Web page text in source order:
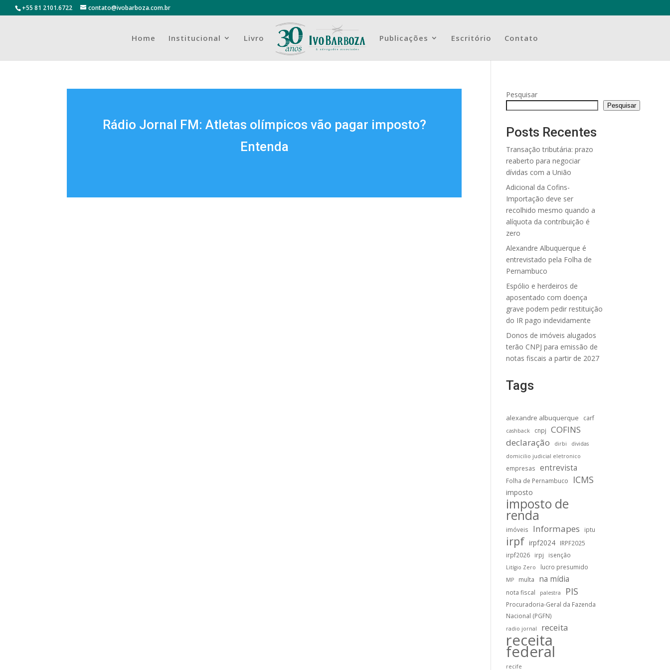
+55 81 2101.6722 contato@ivobarboza.com.br
Home Institucional Livro Publicações Escritório Contato
Rádio Jornal FM: Atletas olímpicos vão pagar imposto?
Entenda
Pesquisar
Pesquisar
Posts Recentes
Transação tributária: prazo
reaberto para negociar
dívidas com a União
Adicional da Cofins-
Importação deve ser
recolhido mesmo quando a
alíquota da contribuição é
zero
Alexandre Albuquerque é
entrevistado pela Folha de
Pernambuco
Espólio e herdeiros de
aposentado com doença
grave podem pedir restituição
do IR pago indevidamente
Donos de imóveis alugados
terão CNPJ para emissão de
notas fiscais a partir de 2027
Tags
alexandre albuquerque carf
cashback cnpj
COFINS
declaração
dirbi
dividas
domicilio judicial eletronico
empresas entrevista
Folha de Pernambuco ICMS
imposto
imposto de
renda
imóveis Informapes iptu
irpf irpf2024
IRPF2025
irpf2026
irpj isenção
Litígio Zero lucro presumido
MP multa na mídia
nota fiscal palestra PIS
Procuradoria-Geral da Fazenda
Nacional (PGFN)
radio jornal receita
receita
federal
recife